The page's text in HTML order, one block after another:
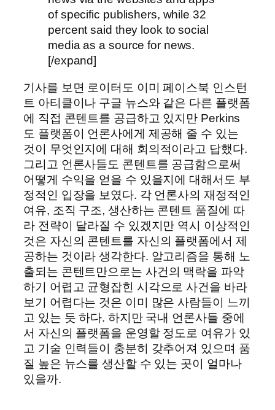
of specific publishers, while 32
percent said they look to social
media as a source for news.
[/expand]
기사를 보면 로이터도 이미 페이스북 인스턴
트 아티클이나 구글 뉴스와 같은 다른 플랫폼
에 직접 콘텐트를 공급하고 있지만 Perkins
도 플랫폼이 언론사에게 제공해 줄 수 있는
것이 무엇인지에 대해 회의적이라고 답했다.
그리고 언론사들도 콘텐트를 공급함으로써
어떻게 수익을 얻을 수 있을지에 대해서도 부
정적인 입장을 보였다. 각 언론사의 재정적인
여유, 조직 구조, 생산하는 콘텐트 품질에 따
라 전략이 달라질 수 있겠지만 역시 이상적인
것은 자신의 콘텐트를 자신의 플랫폼에서 제
공하는 것이라 생각한다. 알고리즘을 통해 노
출되는 콘텐트만으로는 사건의 맥락을 파악
하기 어렵고 균형잡힌 시각으로 사건을 바라
보기 어렵다는 것은 이미 많은 사람들이 느끼
고 있는 듯 하다. 하지만 국내 언론사들 중에
서 자신의 플랫폼을 운영할 정도로 여유가 있
고 기술 인력들이 충분히 갖추어져 있으며 품
질 높은 뉴스를 생산할 수 있는 곳이 얼마나
있을까.